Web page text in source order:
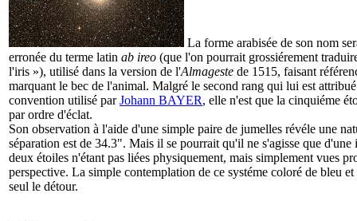
La forme arabisée de son nom
erronée du terme latin ab ireo (que l'on pourrait grossiérement
l'iris »), utilisé dans la version de l'Almageste de 1515, faisant
marquant le bec de l'animal. Malgré le second rang qui lui est
convention utilisé parJohann BAYER, elle n'est que la cinquiéme
par ordre d'éclat.
Son observation à l'aide d'une simple paire de jumelles révéle une
séparation est de 34.3". Mais il se pourrait qu'il ne s'agisse que
deux étoiles n'étant pas liées physiquement, mais simplement vues
perspective. La simple contemplation de ce systéme coloré de bleu
seul le détour.